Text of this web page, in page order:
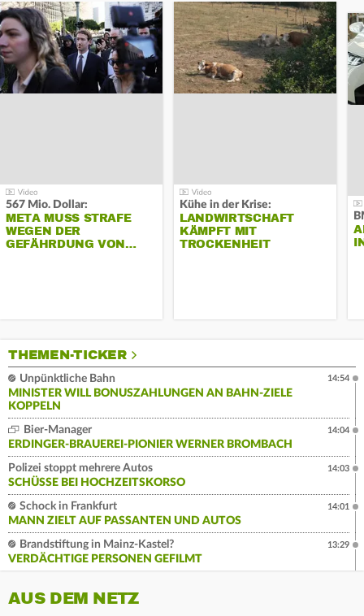
567 Mio. Dollar:
META MUSS STRAFE
WEGEN DER
GEFÄHRDUNG VON…
Kühe in der Krise:
LANDWIRTSCHAFT
KÄMPFT MIT
TROCKENHEIT
THEMEN-TICKER
Unpünktliche Bahn
MINISTER WILL BONUSZAHLUNGEN AN BAHN-ZIELE
KOPPELN
14:54
Bier-Manager
ERDINGER-BRAUEREI-PIONIER WERNER BROMBACH
14:04
Polizei stoppt mehrere Autos
SCHÜSSE BEI HOCHZEITSKORSO
14:03
Schock in Frankfurt
MANN ZIELT AUF PASSANTEN UND AUTOS
14:01
Brandstiftung in Mainz-Kastel?
VERDÄCHTIGE PERSONEN GEFILMT
13:29
AUS DEM NETZ